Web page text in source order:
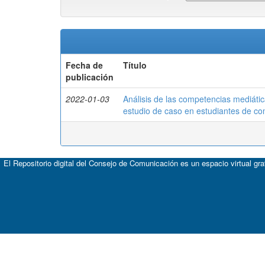
Fecha de
publicación
Título
2022-01-03
Análisis de las competencias
estudio de caso en estudiantes de
El Repositorio digital del Consejo de Comunicación es un espacio virtual